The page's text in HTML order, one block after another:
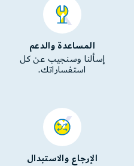
المساعدة والدعم
إسألنا وسنجيب عن كل
استفساراتك.
الإرجاع والاستبدال